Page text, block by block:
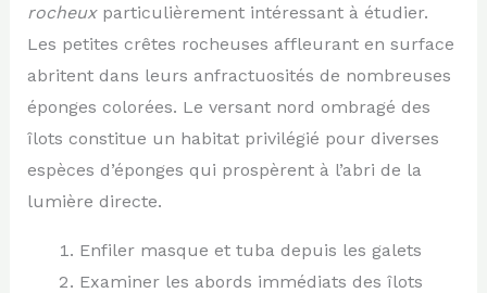
rocheuxparticulièrement intéressant à étudier.
Les petites crêtes rocheuses affleurant en surface
abritent dans leurs anfractuosités de nombreuses
éponges colorées. Le versant nord ombragé des
îlots constitue un habitat privilégié pour diverses
espèces d’éponges qui prospèrent à l’abri de la
lumière directe.
Enfiler masque et tuba depuis les galets
Examiner les abords immédiats des îlots